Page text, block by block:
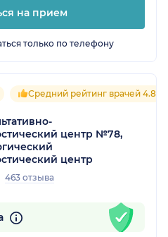
на прием
только по телефону
Средний рейтинг врачей 4.8
центр №78,
центр
463 отзыва